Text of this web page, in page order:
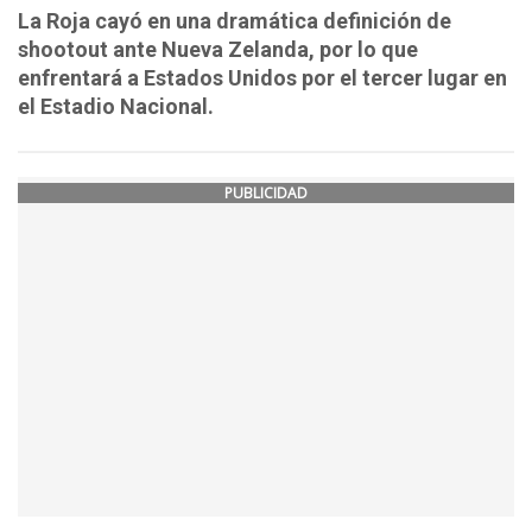
La Roja cayó en una dramática definición de
shootout ante Nueva Zelanda, por lo que
enfrentará a Estados Unidos por el tercer lugar en
el Estadio Nacional.
PUBLICIDAD